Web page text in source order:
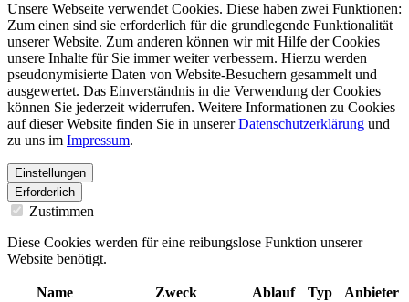
Unsere Webseite verwendet Cookies. Diese haben zwei Funktionen:
Zum einen sind sie erforderlich für die grundlegende Funktionalität
unserer Website. Zum anderen können wir mit Hilfe der Cookies
unsere Inhalte für Sie immer weiter verbessern. Hierzu werden
pseudonymisierte Daten von Website-Besuchern gesammelt und
ausgewertet. Das Einverständnis in die Verwendung der Cookies
können Sie jederzeit widerrufen. Weitere Informationen zu Cookies
auf dieser Website finden Sie in unsererDatenschutzerklärung und
zu uns im Impressum.
Einstellungen
Erforderlich
Zustimmen
Diese Cookies werden für eine reibungslose Funktion unserer
Website benötigt.
Name Zweck Ablauf Typ Anbieter